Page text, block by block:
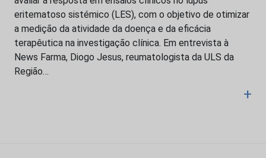
eritematoso sistémico (LES), com o objetivo de otimizar
a medição da atividade da doença e da eficácia
terapêutica na investigação clínica. Em entrevista à
News Farma, Diogo Jesus, reumatologista da ULS da
Região…
+